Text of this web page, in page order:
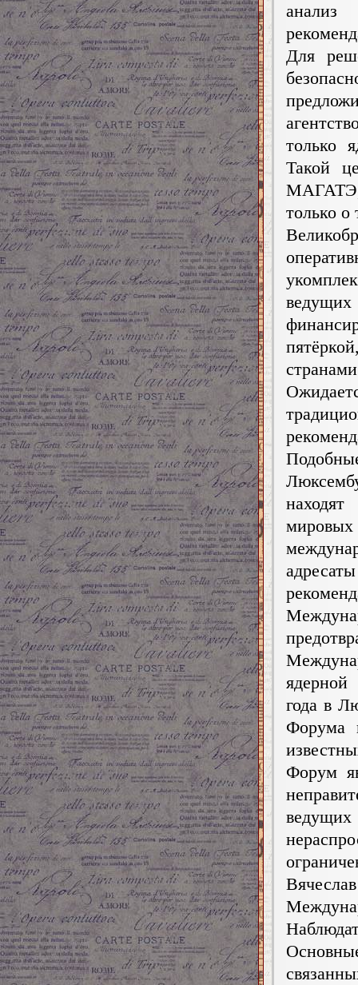
Для
только
Такой
МАГАТЭ,
только
года в
Форума
Форум